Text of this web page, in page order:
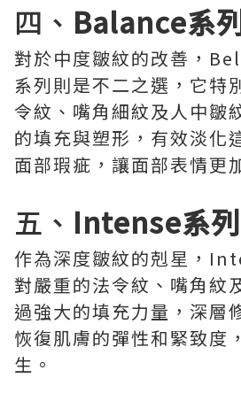
四、 Balance系
對於中度皺紋的改善，
系列則是不二之選，它特
令紋、嘴角細紋及人中皺
的填充與塑形，有效淡化
面部瑕疵，讓面部表情更
五、 Intense系列
作為深度皺紋的剋星，
對嚴重的法令紋、嘴角紋
過強大的填充力量，深層
恢復肌膚的彈性和緊致度
生。